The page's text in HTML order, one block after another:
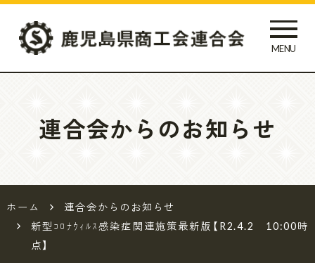
商工会連
MENU
連合会からのお知らせ
ホーム
連合会からのお知らせ
新型ｺﾛﾅｳｨﾙｽ感染症関連施策最新版【R2.4.2 10:00時
点】